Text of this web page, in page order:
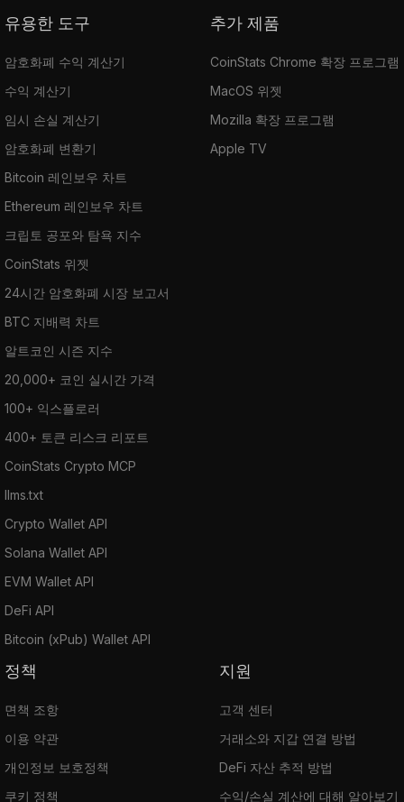
유용한 도구
암호화폐 수익 계산기
수익 계산기
임시 손실 계산기
암호화폐 변환기
Bitcoin 레인보우 차트
Ethereum 레인보우 차트
크립토 공포와 탐욕 지수
CoinStats 위젯
24시간 암호화폐 시장 보고서
BTC 지배력 차트
알트코인 시즌 지수
20,000+ 코인 실시간 가격
100+ 익스플로러
400+ 토큰 리스크 리포트
CoinStats Crypto MCP
llms.txt
Crypto Wallet API
Solana Wallet API
EVM Wallet API
DeFi API
Bitcoin (xPub) Wallet API
추가 제품
CoinStats Chrome 확장 프로그램
MacOS 위젯
Mozilla 확장 프로그램
Apple TV
정책
면책 조항
이용 약관
개인정보 보호정책
쿠키 정책
지원
고객 센터
거래소와 지갑 연결 방법
DeFi 자산 추적 방법
수익/손실 계산에 대해 알아보기